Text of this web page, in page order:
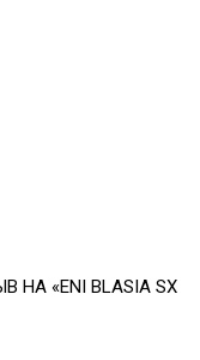
«ENI BLASIA SX